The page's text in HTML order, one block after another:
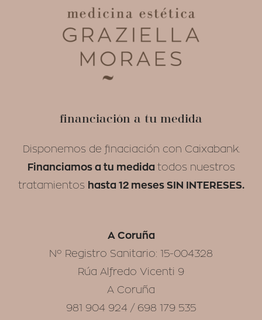
financiación a tu medida
Disponemos de finaciación con Caixabank.
Financiamos a tu medida todos nuestros
tratamientos hasta 12 meses SIN INTERESES.
A Coruña
Nº Registro Sanitario: 15-004328
Rúa Alfredo Vicenti 9
A Coruña
981 904 924 / 698 179 535